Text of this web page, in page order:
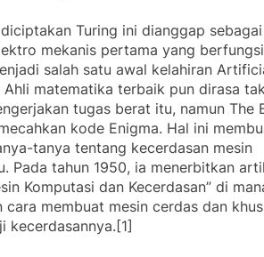
Turing ini dianggap sebagai
mekanis pertama yang
salah satu awal kelahiran
Ahli matematika terbaik pun dirasa
tugas berat itu, namun The
kode Enigma. Hal ini
tanya tentang kecerdasan mesin
Pada tahun 1950, ia menerbitkan
Komputasi dan Kecerdasan” di
cara membuat mesin cerdas dan
kecerdasannya.[1]